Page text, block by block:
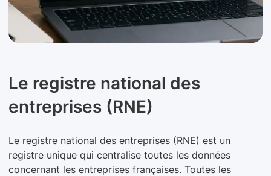
Le registre national des
entreprises (RNE)
Le registre national des entreprises (RNE) est un
registre unique qui centralise toutes les données
concernant les entreprises françaises. Toutes les